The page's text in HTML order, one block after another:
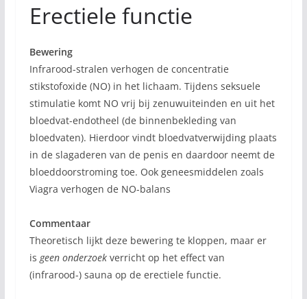
Erectiele functie
Bewering
Infrarood-stralen verhogen de concentratie
stikstofoxide (NO) in het lichaam. Tijdens seksuele
stimulatie komt NO vrij bij zenuwuiteinden en uit het
bloedvat-endotheel (de binnenbekleding van
bloedvaten). Hierdoor vindt bloedvatverwijding plaats
in de slagaderen van de penis en daardoor neemt de
bloeddoorstroming toe. Ook geneesmiddelen zoals
Viagra verhogen de NO-balans
Commentaar
Theoretisch lijkt deze bewering te kloppen, maar er
is geen onderzoek verricht op het effect van
(infrarood-) sauna op de erectiele functie.